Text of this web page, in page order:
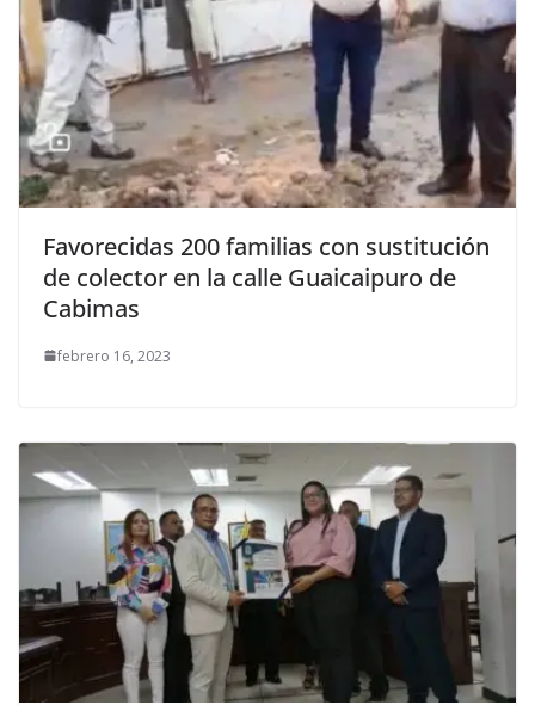
Favorecidas 200 familias con sustitución
de colector en la calle Guaicaipuro de
Cabimas
febrero 16, 2023